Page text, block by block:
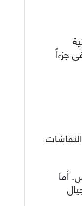
جزءاً
أما